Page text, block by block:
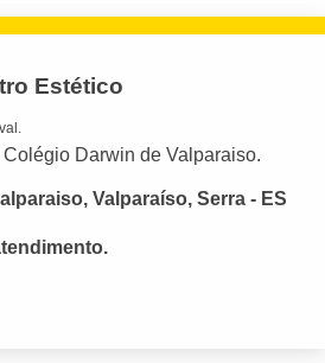
Estético
Darwin de Valparaiso.
Valparaíso, Serra - ES